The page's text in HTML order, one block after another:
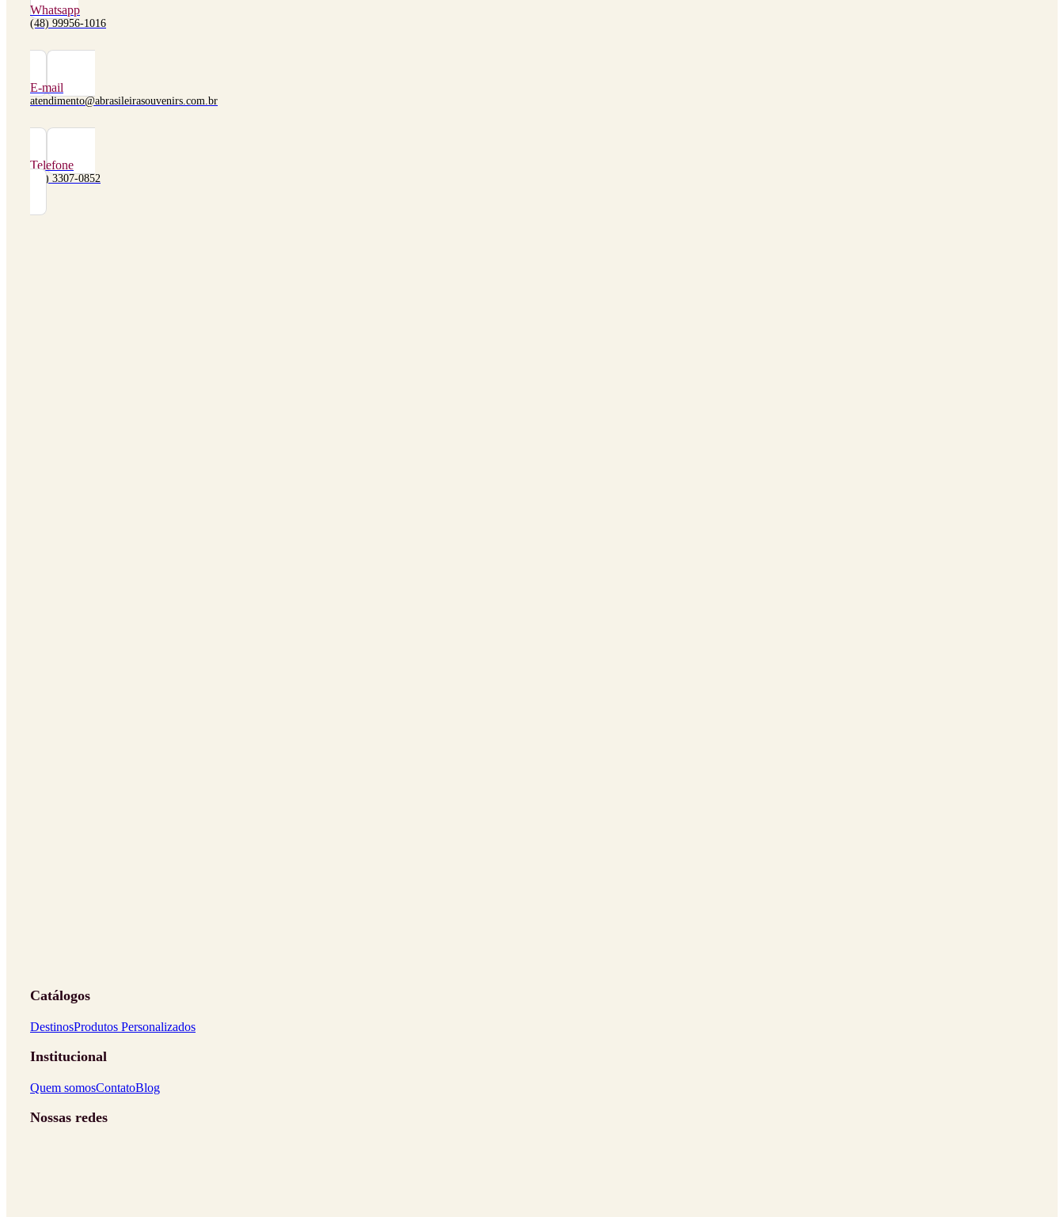
Whatsapp
(48) 99956-1016
E-mail
atendimento@abrasileirasouvenirs.com.br
Telefone
(48) 3307-0852
Catálogos
DestinosProdutos Personalizados
Institucional
Quem somosContatoBlog
Nossas redes